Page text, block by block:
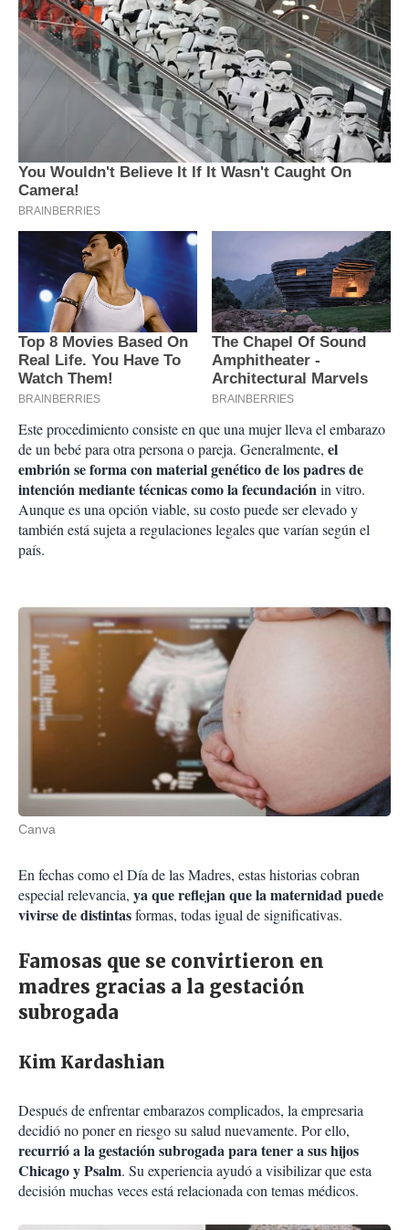
Este procedimiento consiste en que una mujer lleva el embarazo
de un bebé para otra persona o pareja. Generalmente, el
embrión se forma con material genético de los padres de
intención mediante técnicas como la fecundaciónin vitro.
Aunque es una opción viable, su costo puede ser elevado y
también está sujeta a regulaciones legales que varían según el
país.
Canva
En fechas como el Día de las Madres, estas historias cobran
especial relevancia, ya que reflejan que la maternidad puede
vivirse de distintasformas, todas igual de significativas.
Famosas que se convirtieron en
madres gracias a la gestación
subrogada
Kim Kardashian
Después de enfrentar embarazos complicados, la empresaria
decidió no poner en riesgo su salud nuevamente. Por ello,
recurrió a la gestación subrogada para tener a sus hijos
Chicago y Psalm. Su experiencia ayudó a visibilizar que esta
decisión muchas veces está relacionada con temas médicos.